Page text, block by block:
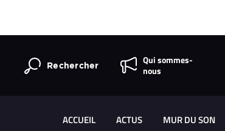
Rechercher
Qui sommes-
nous
ACCUEIL ACTUS MUR DU SON